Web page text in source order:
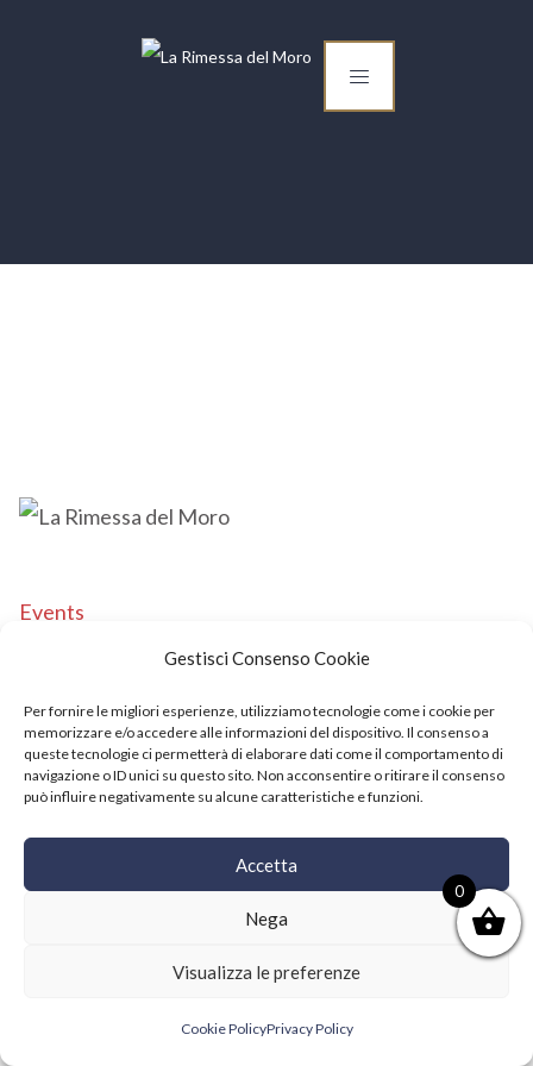
Gestisci Consenso Cookie
Per fornire le migliori esperienze, utilizziamo tecnologie come i cookie per
memorizzare e/o accedere alle informazioni del dispositivo. Il consenso a
queste tecnologie ci permetterà di elaborare dati come il comportamento di
navigazione o ID unici su questo sito. Non acconsentire o ritirare il consenso
può influire negativamente su alcune caratteristiche e funzioni.
Accetta
Nega
Visualizza le preferenze
Cookie PolicyPrivacy Policy
Events
Copyright © 2021 SushiFushi. All Rights Reserved.
0